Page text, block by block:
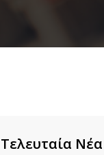
Τελευταία Νέα